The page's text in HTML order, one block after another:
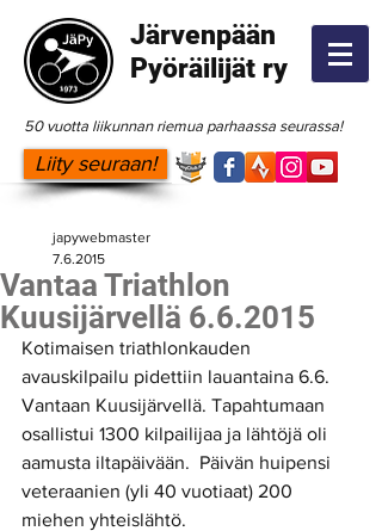
Järvenpään
Pyöräilijät ry
50 vuotta liikunnan riemua parhaassa seurassa!
Liity seuraan!
Vantaa Triathlon
Kuusijärvellä 6.6.2015
japywebmaster
7.6.2015
Kotimaisen triathlonkauden
avauskilpailu pidettiin lauantaina 6.6.
Vantaan Kuusijärvellä. Tapahtumaan
osallistui 1300 kilpailijaa ja lähtöjä oli
aamusta iltapäivään.  Päivän huipensi
veteraanien (yli 40 vuotiaat) 200
miehen yhteislähtö.